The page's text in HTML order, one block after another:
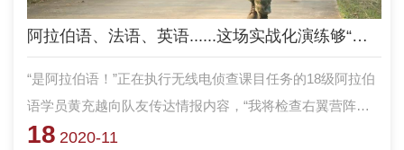
阿拉伯语、法语、英语......这场实战化演练够“国际化”
“是阿拉伯语！”正在执行无线电侦查课目任务的18级阿拉伯
语学员黄充越向队友传达情报内容，“我将检查右翼营阵地
防御准备情况，于当日十时返回。”日常无线电侦听中熟悉
18 2020-11